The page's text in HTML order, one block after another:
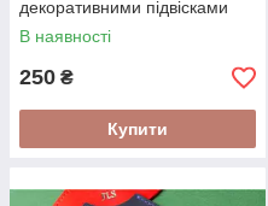
декоративними підвісками
В наявності
250 ₴
Купити